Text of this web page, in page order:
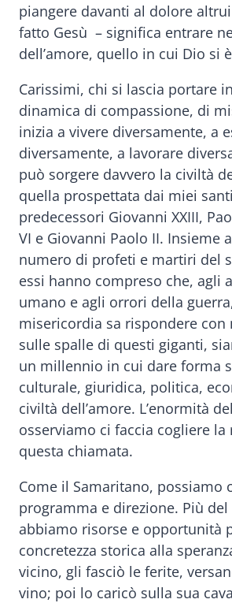
piangere davanti al dolore
fatto Gesù – significa entrare
dell’amore, quello in cui Dio si
Carissimi, chi si lascia portare
dinamica di compassione, di
inizia a vivere diversamente, a
diversamente, a lavorare
può sorgere davvero la civiltà
quella prospettata dai miei santi
predecessori Giovanni XXIII,
VI e Giovanni Paolo II. Insieme
numero di profeti e martiri del
essi hanno compreso che, agli
umano e agli orrori della
misericordia sa rispondere con
sulle spalle di questi giganti,
un millennio in cui dare forma
culturale, giuridica, politica,
civiltà dell’amore. L’enormità
osserviamo ci faccia cogliere la
questa chiamata.
Come il Samaritano, possiamo
programma e direzione. Più
abbiamo risorse e opportunità
concretezza storica alla
vicino, gli fasciò le ferite,
vino; poi lo caricò sulla sua